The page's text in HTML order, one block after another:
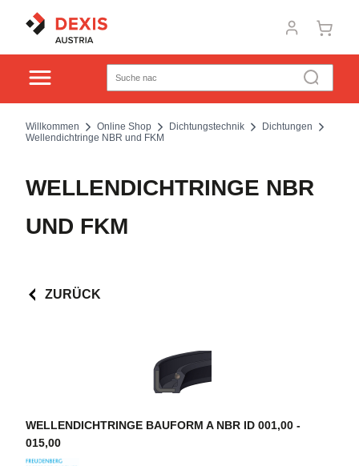
Willkommen Online Shop Dichtungstechnik
Dichtungen
Wellendichtringe NBR und FKM
WELLENDICHTRINGE NBR
UND FKM
ZURÜCK
WELLENDICHTRINGE BAUFORM A NBR ID 001,00 -
015,00